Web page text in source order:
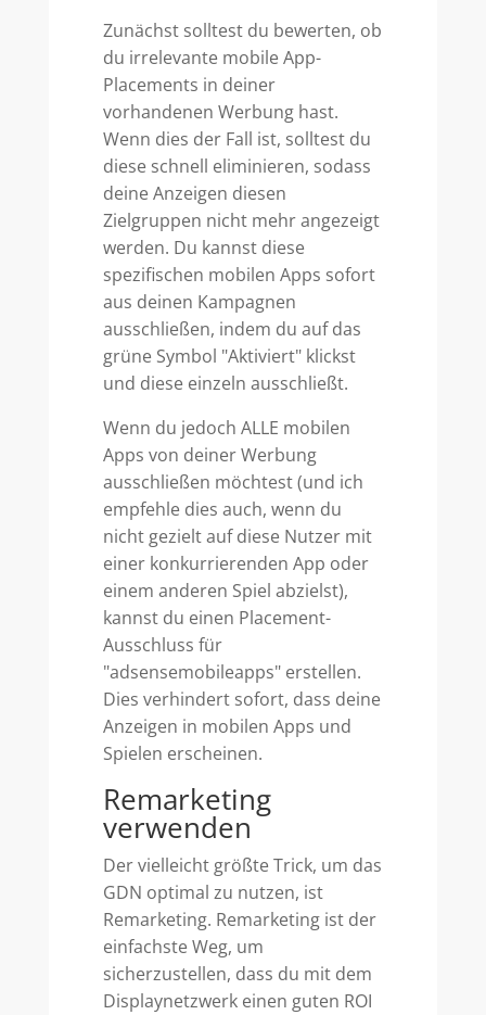
Zunächst solltest du bewerten, ob
du irrelevante mobile App-
Placements in deiner
vorhandenen Werbung hast.
Wenn dies der Fall ist, solltest du
diese schnell eliminieren, sodass
deine Anzeigen diesen
Zielgruppen nicht mehr angezeigt
werden. Du kannst diese
spezifischen mobilen Apps sofort
aus deinen Kampagnen
ausschließen, indem du auf das
grüne Symbol "Aktiviert" klickst
und diese einzeln ausschließt.
Wenn du jedoch ALLE mobilen
Apps von deiner Werbung
ausschließen möchtest (und ich
empfehle dies auch, wenn du
nicht gezielt auf diese Nutzer mit
einer konkurrierenden App oder
einem anderen Spiel abzielst),
kannst du einen Placement-
Ausschluss für
"adsensemobileapps" erstellen.
Dies verhindert sofort, dass deine
Anzeigen in mobilen Apps und
Spielen erscheinen.
Remarketing
verwenden
Der vielleicht größte Trick, um das
GDN optimal zu nutzen, ist
Remarketing. Remarketing ist der
einfachste Weg, um
sicherzustellen, dass du mit dem
Displaynetzwerk einen guten ROI